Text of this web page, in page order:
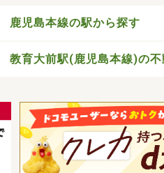
鹿児島本線の駅から探す
教育大前駅(鹿児島本線)の